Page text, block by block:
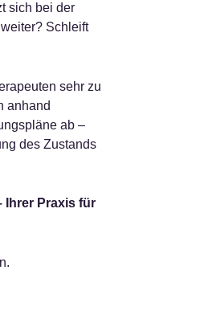
sich bei der
Schleift
sehr zu
anhand
ab –
des Zustands
Ihrer Praxis für